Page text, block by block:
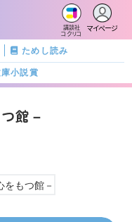
講談社
コクリコ
マイページ
ためし読み
小説賞
館－